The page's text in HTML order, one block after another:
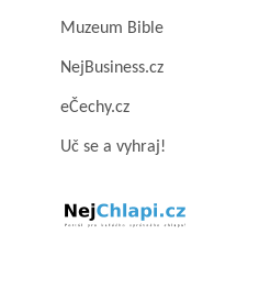
Muzeum Bible
NejBusiness.cz
eČechy.cz
Uč se a vyhraj!